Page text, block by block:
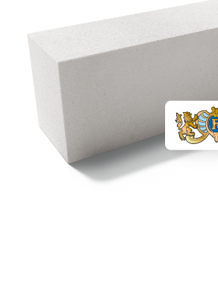
Сопутствующие товары
Тротуарная плитка
Сайдинг
Металлочерепица
Мягкая кровля